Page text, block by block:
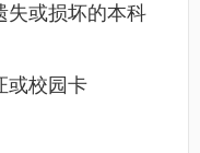
或损坏的本科
校园卡